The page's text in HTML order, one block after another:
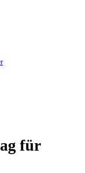
für